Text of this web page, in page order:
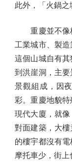
此外，「火鍋之
重慶並不像桂
工業城市、製
這個山城自有
到洪崖洞，主
景觀組成，因
彩。重慶地貌
現代大廈，就
對面建築，大樓
的樓宇都沒有
摩托車少，街上